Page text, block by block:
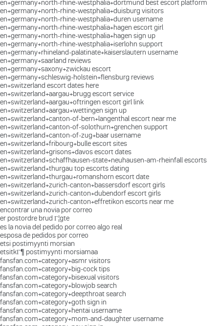
en+germany+north-rhine-westphalia+dortmund best escort platform
en+germany+north-rhine-westphalia+duisburg visitors
en+germany+north-rhine-westphalia+duren username
en+germany+north-rhine-westphalia+hagen escort girl
en+germany+north-rhine-westphalia+hagen sign up
en+germany+north-rhine-westphalia+iserlohn support
en+germany+rhineland-palatinate+kaiserslautern username
en+germany+saarland reviews
en+germany+saxony+zwickau escort
en+germany+schleswig-holstein+flensburg reviews
en+switzerland escort dates here
en+switzerland+aargau+brugg escort service
en+switzerland+aargau+oftringen escort girl link
en+switzerland+aargau+wettingen sign up
en+switzerland+canton-of-bern+langenthal escort near me
en+switzerland+canton-of-solothurn+grenchen support
en+switzerland+canton-of-zug+baar username
en+switzerland+fribourg+bulle escort sites
en+switzerland+grisons+davos escort dates
en+switzerland+schaffhausen-state+neuhausen-am-rheinfall escorts
en+switzerland+thurgau top escorts dating
en+switzerland+thurgau+romanshorn escort date
en+switzerland+zurich-canton+bassersdorf escort girls
en+switzerland+zurich-canton+dubendorf escort girls
en+switzerland+zurich-canton+effretikon escorts near me
encontrar una novia por correo
er postordre brud Г¦gte
es la novia del pedido por correo algo real
esposa de pedidos por correo
etsi postimyynti morsian
etsitkГ¶ postimyynti morsiamaa
fansfan.com+category+asmr visitors
fansfan.com+category+big-cock tips
fansfan.com+category+bisexual visitors
fansfan.com+category+blowjob search
fansfan.com+category+deepthroat search
fansfan.com+category+goth sign in
fansfan.com+category+hentai username
fansfan.com+category+mom-and-daughter username